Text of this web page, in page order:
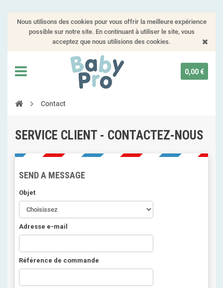
Nous utilisons des cookies pour vous offrir la meilleure expérience
possible sur notre site. En continuant à utiliser le site, vous
acceptez que nous utilisions des cookies.
0,00 €
Contact
SERVICE CLIENT - CONTACTEZ-NOUS
SEND A MESSAGE
Objet
Adresse e-mail
Référence de commande